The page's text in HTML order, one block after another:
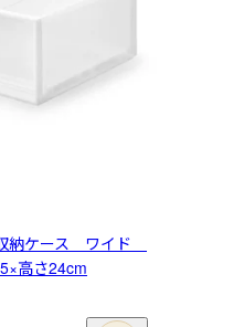
納ケース ワイド
高さ24cm